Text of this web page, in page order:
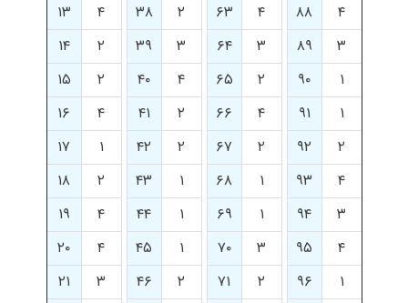
۴
۸۸ ۴ ۶۳ ۲ ۳۸ ۴
۱۳
۳
۸۹ ۳ ۶۴ ۳ ۳۹ ۲
۱۴
۱
۹۰ ۲ ۶۵ ۴ ۴۰ ۲
۱۵
۱
۹۱ ۴ ۶۶ ۲ ۴۱ ۴
۱۶
۲
۹۲ ۲ ۶۷ ۲ ۴۲ ۱
۱۷
۴
۹۳ ۱ ۶۸ ۱ ۴۳ ۲
۱۸
۳
۹۴ ۱ ۶۹ ۱ ۴۴ ۴
۱۹
۴
۹۵ ۳ ۷۰ ۱ ۴۵ ۴
۲۰
۱
۹۶ ۲ ۷۱ ۲ ۴۶ ۳
۲۱